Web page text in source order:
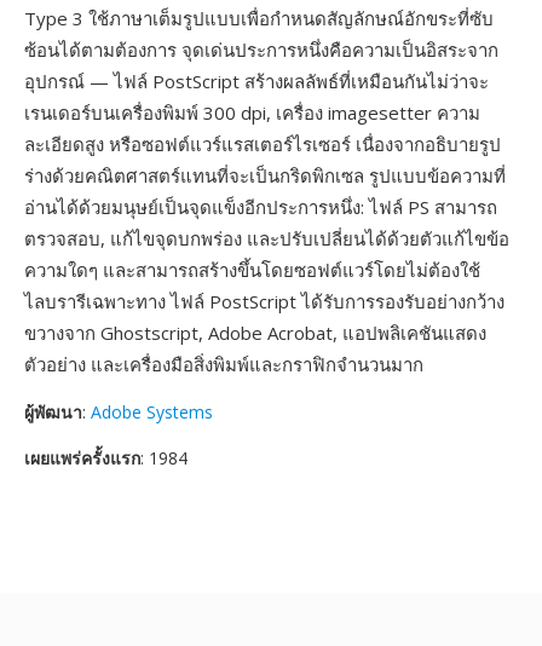
Type 3 ใช้ภาษาเต็มรูปแบบเพื่อกำหนดสัญลักษณ์อักขระที่ซับ
ซ้อนได้ตามต้องการ จุดเด่นประการหนึ่งคือความเป็นอิสระจาก
อุปกรณ์ — ไฟล์ PostScript สร้างผลลัพธ์ที่เหมือนกันไม่ว่าจะ
เรนเดอร์บนเครื่องพิมพ์ 300 dpi, เครื่อง imagesetter ความ
ละเอียดสูง หรือซอฟต์แวร์แรสเตอร์ไรเซอร์ เนื่องจากอธิบายรูป
ร่างด้วยคณิตศาสตร์แทนที่จะเป็นกริดพิกเซล รูปแบบข้อความที่
อ่านได้ด้วยมนุษย์เป็นจุดแข็งอีกประการหนึ่ง: ไฟล์ PS สามารถ
ตรวจสอบ, แก้ไขจุดบกพร่อง และปรับเปลี่ยนได้ด้วยตัวแก้ไขข้อ
ความใดๆ และสามารถสร้างขึ้นโดยซอฟต์แวร์โดยไม่ต้องใช้
ไลบรารีเฉพาะทาง ไฟล์ PostScript ได้รับการรองรับอย่างกว้าง
ขวางจาก Ghostscript, Adobe Acrobat, แอปพลิเคชันแสดง
ตัวอย่าง และเครื่องมือสิ่งพิมพ์และกราฟิกจำนวนมาก
ผู้พัฒนา: Adobe Systems
เผยแพร่ครั้งแรก: 1984